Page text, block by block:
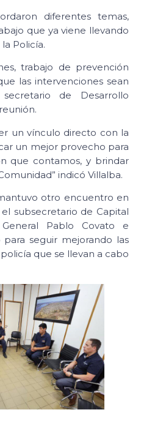
diferentes temas,
que ya viene llevando
Policía.
trabajo de prevención
las intervenciones sean
de Desarrollo
un vínculo directo con la
un mejor provecho para
que contamos, y brindar
indicó Villalba.
otro encuentro en
subsecretario de Capital
Pablo Covato e
seguir mejorando las
que se llevan a cabo